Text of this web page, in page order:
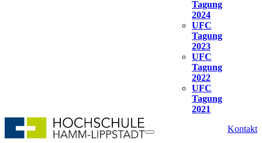
Tagung
2024
UFC
Tagung
2023
UFC
Tagung
2022
UFC
Tagung
2021
Kontakt